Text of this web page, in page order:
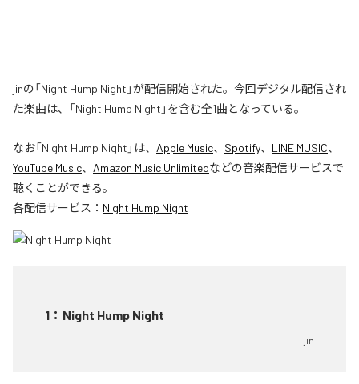
jinの「Night Hump Night」が配信開始された。今回デジタル配信され
た楽曲は、「Night Hump Night」を含む全1曲となっている。
なお「Night Hump Night 」は、 Apple Music、 Spotify、 LINE MUSIC、
YouTube Music、 Amazon Music Unlimitedなどの音楽配信サービスで
聴くことができる。
各配信サービス： Night Hump Night
1 ： Night Hump Night
jin